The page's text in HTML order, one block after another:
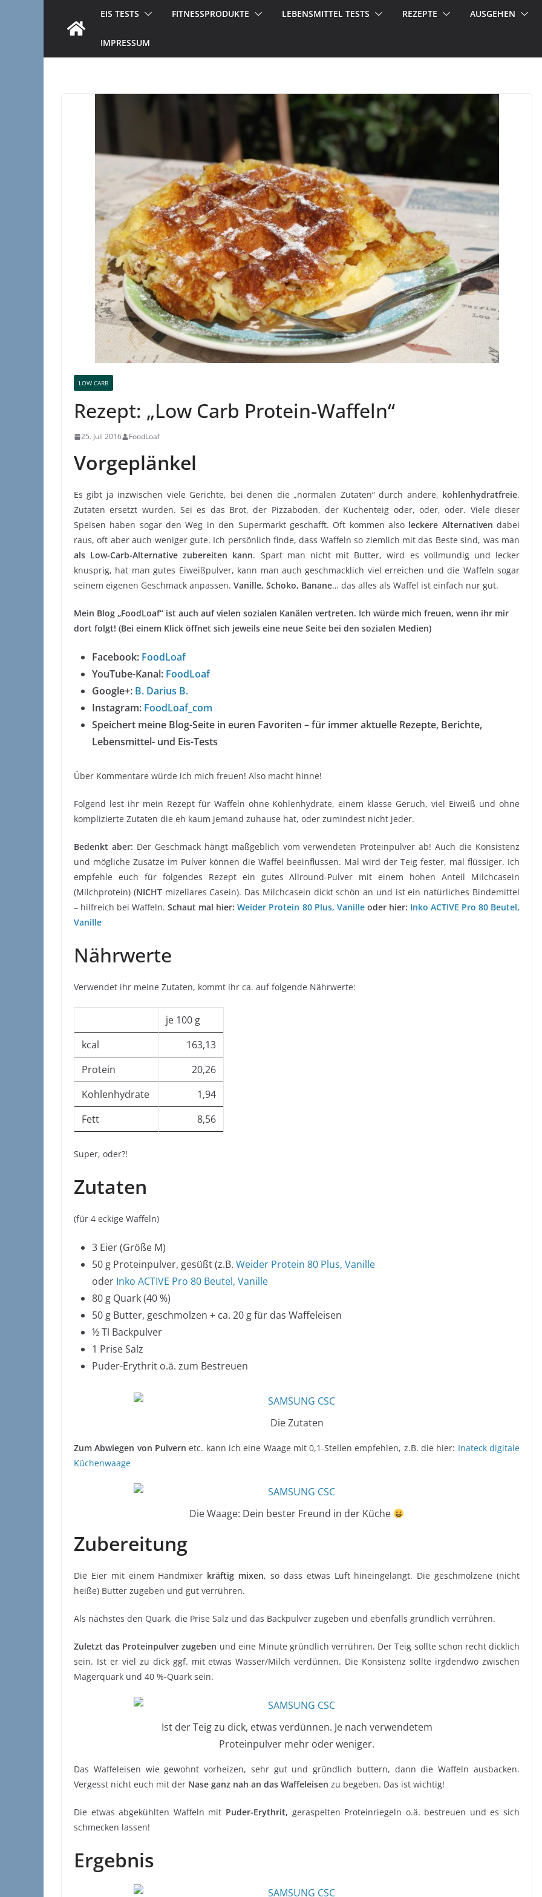
EIS TESTS FITNESSPRODUKTE LEBENSMITTEL TESTS REZEPTE AUSGEHEN
IMPRESSUM
LOW CARB
Rezept: „Low Carb Protein-Waffeln“
25. Juli 2016 FoodLoaf
Vorgeplänkel
Es gibt ja inzwischen viele Gerichte, bei denen die „normalen Zutaten“ durch andere, kohlenhydratfreie,
Zutaten ersetzt wurden. Sei es das Brot, der Pizzaboden, der Kuchenteig oder, oder, oder. Viele dieser
Speisen haben sogar den Weg in den Supermarkt geschafft. Oft kommen also leckere Alternativen dabei
raus, oft aber auch weniger gute. Ich persönlich finde, dass Waffeln so ziemlich mit das Beste sind, was man
als Low-Carb-Alternative zubereiten kann. Spart man nicht mit Butter, wird es vollmundig und lecker
knusprig, hat man gutes Eiweißpulver, kann man auch geschmacklich viel erreichen und die Waffeln sogar
seinem eigenen Geschmack anpassen. Vanille, Schoko, Banane… das alles als Waffel ist einfach nur gut.
Mein Blog „FoodLoaf“ ist auch auf vielen sozialen Kanälen vertreten. Ich würde mich freuen, wenn ihr mir
dort folgt! (Bei einem Klick öffnet sich jeweils eine neue Seite bei den sozialen Medien)
Facebook: FoodLoaf
YouTube-Kanal: FoodLoaf
Google+: B. Darius B.
Instagram: FoodLoaf_com
Speichert meine Blog-Seite in euren Favoriten – für immer aktuelle Rezepte, Berichte,
Lebensmittel- und Eis-Tests
Über Kommentare würde ich mich freuen! Also macht hinne!
Folgend lest ihr mein Rezept für Waffeln ohne Kohlenhydrate, einem klasse Geruch, viel Eiweiß und ohne
komplizierte Zutaten die eh kaum jemand zuhause hat, oder zumindest nicht jeder.
Bedenkt aber: Der Geschmack hängt maßgeblich vom verwendeten Proteinpulver ab! Auch die Konsistenz
und mögliche Zusätze im Pulver können die Waffel beeinflussen. Mal wird der Teig fester, mal flüssiger. Ich
empfehle euch für folgendes Rezept ein gutes Allround-Pulver mit einem hohen Anteil Milchcasein
(Milchprotein) (NICHTmizellares Casein). Das Milchcasein dickt schön an und ist ein natürliches Bindemittel
– hilfreich bei Waffeln.Schaut mal hier:Weider Protein 80 Plus, Vanilleoder hier: Inko ACTIVE Pro 80 Beutel,
Vanille
Nährwerte
Verwendet ihr meine Zutaten, kommt ihr ca. auf folgende Nährwerte:
je 100 g
kcal
163,13
Protein
20,26
Kohlenhydrate
1,94
Fett
8,56
Super, oder?!
Zutaten
(für 4 eckige Waffeln)
3 Eier (Größe M)
50 g Proteinpulver, gesüßt (z.B. Weider Protein 80 Plus, Vanille
oder Inko ACTIVE Pro 80 Beutel, Vanille
80 g Quark (40 %)
50 g Butter, geschmolzen + ca. 20 g für das Waffeleisen
½ Tl Backpulver
1 Prise Salz
Puder-Erythrit o.ä. zum Bestreuen
Die Zutaten
Zum Abwiegen von Pulvern etc. kann ich eine Waage mit 0,1-Stellen empfehlen, z.B. die hier: Inateck digitale
Küchenwaage
Die Waage: Dein bester Freund in der Küche
Zubereitung
Die Eier mit einem Handmixer kräftig mixen, so dass etwas Luft hineingelangt. Die geschmolzene (nicht
heiße) Butter zugeben und gut verrühren.
Als nächstes den Quark, die Prise Salz und das Backpulver zugeben und ebenfalls gründlich verrühren.
Zuletzt das Proteinpulver zugeben und eine Minute gründlich verrühren. Der Teig sollte schon recht dicklich
sein. Ist er viel zu dick ggf. mit etwas Wasser/Milch verdünnen. Die Konsistenz sollte irgdendwo zwischen
Magerquark und 40 %-Quark sein.
Ist der Teig zu dick, etwas verdünnen. Je nach verwendetem
Proteinpulver mehr oder weniger.
Das Waffeleisen wie gewohnt vorheizen, sehr gut und gründlich buttern, dann die Waffeln ausbacken.
Vergesst nicht euch mit der Nase ganz nah an das Waffeleisen zu begeben. Das ist wichtig!
Die etwas abgekühlten Waffeln mit Puder-Erythrit, geraspelten Proteinriegeln o.ä. bestreuen und es sich
schmecken lassen!
Ergebnis